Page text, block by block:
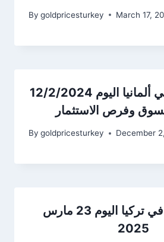
By goldpricesturkey March 17,
أسعار الذهب في ألمانيا اليوم 12/2/2024
وفرص الاستثمار
By goldpricesturkey December
سعر الذهب في تركيا اليوم 23 مارس
2025